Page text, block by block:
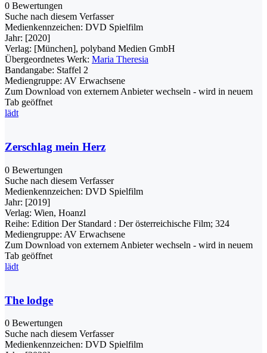
0 Bewertungen
Suche nach diesem Verfasser
Medienkennzeichen: DVD Spielfilm
Jahr: [2020]
Verlag: [München], polyband Medien GmbH
Übergeordnetes Werk: Maria Theresia
Bandangabe: Staffel 2
Mediengruppe: AV Erwachsene
Zum Download von externem Anbieter wechseln - wird in neuem
Tab geöffnet
lädt
Zerschlag mein Herz
0 Bewertungen
Suche nach diesem Verfasser
Medienkennzeichen: DVD Spielfilm
Jahr: [2019]
Verlag: Wien, Hoanzl
Reihe: Edition Der Standard : Der österreichische Film; 324
Mediengruppe: AV Erwachsene
Zum Download von externem Anbieter wechseln - wird in neuem
Tab geöffnet
lädt
The lodge
0 Bewertungen
Suche nach diesem Verfasser
Medienkennzeichen: DVD Spielfilm